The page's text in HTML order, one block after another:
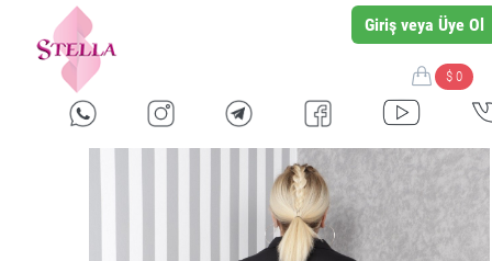
Giriş veya Üye Ol
$ 0